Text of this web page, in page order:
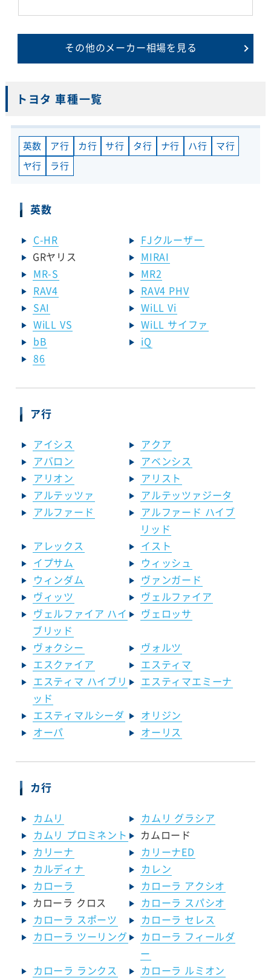
その他のメーカー相場を見る
トヨタ 車種一覧
英数 ア行 カ行 サ行 タ行 ナ行 ハ行
マ行
ヤ行
ラ行
英数
C-HR
FJクルーザー
GRヤリス
MIRAI
MR-S
MR2
RAV4
RAV4 PHV
SAI
WiLL Vi
WiLL VS
WiLL サイファ
bB
iQ
86
ア行
アイシス
アクア
アバロン
アベンシス
アリオン
アリスト
アルテッツァ
アルテッツァジータ
アルファード
アルファード ハイブ
リッド
アレックス
イスト
イプサム
ウィッシュ
ウィンダム
ヴァンガード
ヴィッツ
ヴェルファイア
ヴェルファイア ハイ
ブリッド
ヴェロッサ
ヴォクシー
ヴォルツ
エスクァイア
エスティマ
エスティマ ハイブリ
ッド
エスティマエミーナ
エスティマルシーダ
オリジン
オーパ
オーリス
カ行
カムリ
カムリ グラシア
カムリ プロミネント
カムロード
カリーナ
カリーナED
カルディナ
カレン
カローラ
カローラ アクシオ
カローラ クロス
カローラ スパシオ
カローラ スポーツ
カローラ セレス
カローラ ツーリング
カローラ フィールダ
ー
カローラ ランクス
カローラ ルミオン